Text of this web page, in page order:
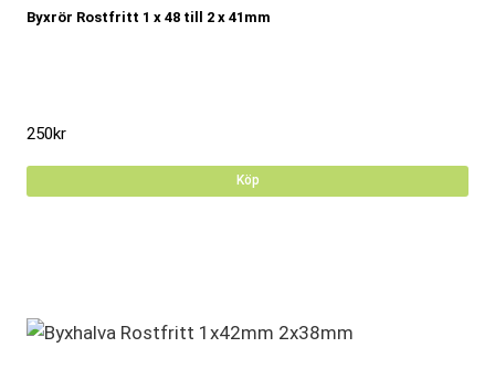
Byxrör Rostfritt 1 x 48 till 2 x 41mm
250kr
Köp